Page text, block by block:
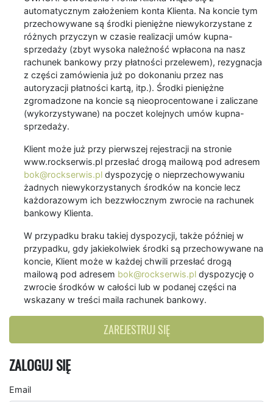
automatycznym założeniem konta Klienta. Na koncie tym
przechowywane są środki pieniężne niewykorzystane z
różnych przyczyn w czasie realizacji umów kupna-
sprzedaży (zbyt wysoka należność wpłacona na nasz
rachunek bankowy przy płatności przelewem), rezygnacja
z części zamówienia już po dokonaniu przez nas
autoryzacji płatności kartą, itp.). Środki pieniężne
zgromadzone na koncie są nieoprocentowane i zaliczane
(wykorzystywane) na poczet kolejnych umów kupna-
sprzedaży.
Klient może już przy pierwszej rejestracji na stronie
www.rockserwis.pl przesłać drogą mailową pod adresem
bok@rockserwis.pl dyspozycję o nieprzechowywaniu
żadnych niewykorzystanych środków na koncie lecz
każdorazowym ich bezzwłocznym zwrocie na rachunek
bankowy Klienta.
W przypadku braku takiej dyspozycji, także później w
przypadku, gdy jakiekolwiek środki są przechowywane na
koncie, Klient może w każdej chwili przesłać drogą
mailową pod adresem bok@rockserwis.pl dyspozycję o
zwrocie środków w całości lub w podanej części na
wskazany w treści maila rachunek bankowy.
ZAREJESTRUJ SIĘ
ZALOGUJ SIĘ
Email